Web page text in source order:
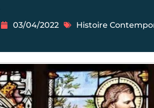
03/04/2022 Histoire